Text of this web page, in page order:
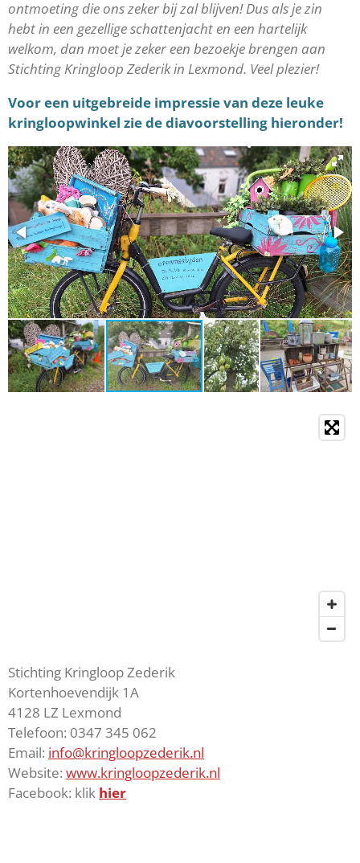
ontmoeting die ons zeker bij zal blijven! Dus als je zin
hebt in een gezellige schattenjacht en een hartelijk
welkom, dan moet je zeker een bezoekje brengen aan
Stichting Kringloop Zederik in Lexmond. Veel plezier!
Voor een uitgebreide impressie van deze leuke
kringloopwinkel zie de diavoorstelling hieronder!
Stichting Kringloop Zederik
Kortenhoevendijk 1A
4128 LZ Lexmond
Telefoon: 0347 345 062
Email: info@kringloopzederik.nl
Website: www.kringloopzederik.nl
Facebook: klik hier